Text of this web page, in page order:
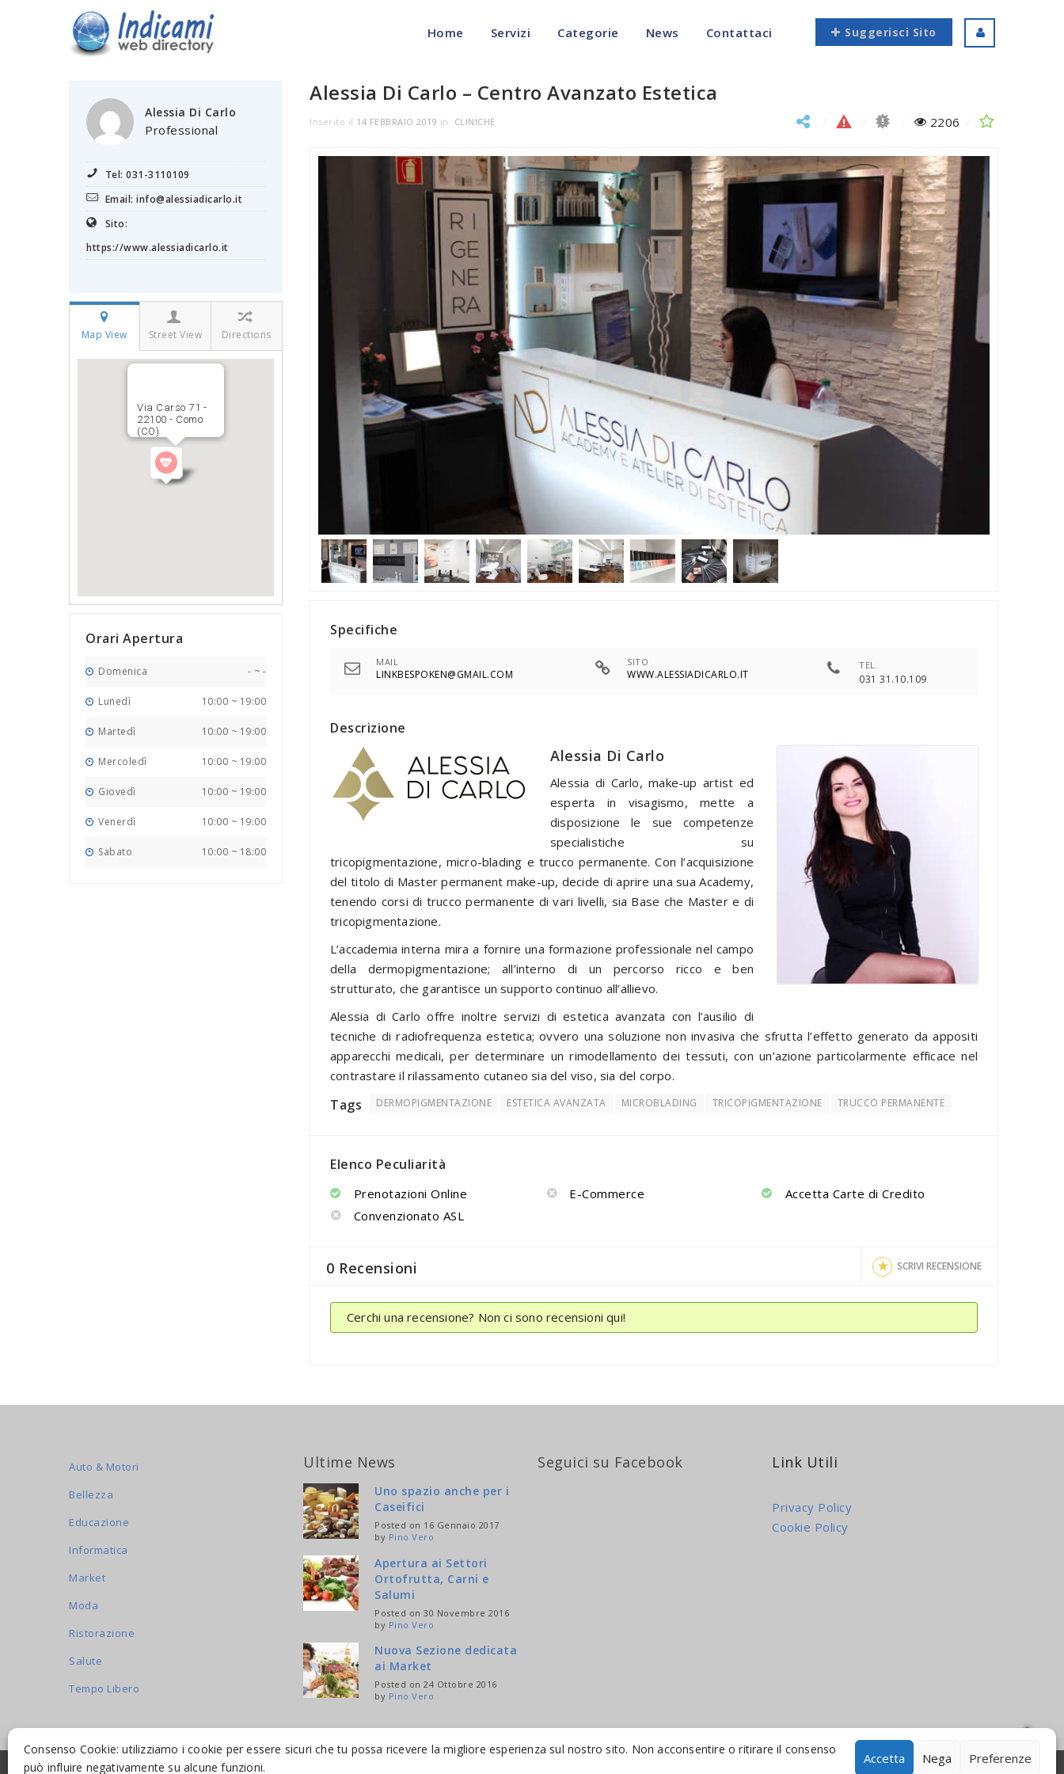
Consenso Cookie: utilizziamo i cookie per essere sicuri che tu possa ricevere la migliore esperienza sul nostro sito. Non acconsentire o ritirare il consenso
può influire negativamente su alcune funzioni.
Accetta Nega Preferenze
Home Servizi Categorie News Contattaci Suggerisci Sito
Alessia Di Carlo
Professional
Tel: 031-3110109
Email: info@alessiadicarlo.it
Sito:
https://www.alessiadicarlo.it
Map View Street View Directions
Via Carso 71 -
22100 - Como
(CO)
Orari Apertura
Domenica - ~ -
Lunedì 10:00 ~ 19:00
Martedì 10:00 ~ 19:00
Mercoledì 10:00 ~ 19:00
Giovedì 10:00 ~ 19:00
Venerdì 10:00 ~ 19:00
Sabato 10:00 ~ 18:00
Alessia Di Carlo – Centro Avanzato Estetica
Inserito il 14 FEBBRAIO 2019 in CLINICHE 2206
Specifiche
MAIL
LINKBESPOKEN@GMAIL.COM
SITO
WWW.ALESSIADICARLO.IT
TEL.
031 31.10.109
Descrizione
Alessia Di Carlo
Alessia di Carlo, make-up artist ed
esperta in visagismo, mette a
disposizione le sue competenze
specialistiche su
tricopigmentazione, micro-blading e trucco permanente. Con l’acquisizione
del titolo di Master permanent make-up, decide di aprire una sua Academy,
tenendo corsi di trucco permanente di vari livelli, sia Base che Master e di
tricopigmentazione.
L’accademia interna mira a fornire una formazione professionale nel campo
della dermopigmentazione; all’interno di un percorso ricco e ben
strutturato, che garantisce un supporto continuo all’allievo.
Alessia di Carlo offre inoltre servizi di estetica avanzata con l’ausilio di
tecniche di radiofrequenza estetica; ovvero una soluzione non invasiva che sfrutta l’effetto generato da appositi
apparecchi medicali, per determinare un rimodellamento dei tessuti, con un’azione particolarmente efficace nel
contrastare il rilassamento cutaneo sia del viso, sia del corpo.
Tags DERMOPIGMENTAZIONE ESTETICA AVANZATA MICROBLADING TRICOPIGMENTAZIONE TRUCCO PERMANENTE
Elenco Peculiarità
Prenotazioni Online E-Commerce
Accetta Carte di Credito
Convenzionato ASL
0 Recensioni SCRIVI RECENSIONE
Cerchi una recensione? Non ci sono recensioni qui!
Auto & Motori
Bellezza
Educazione
Informatica
Market
Moda
Ristorazione
Salute
Tempo Libero
Ultime News
Uno spazio anche per i
Caseifici
Posted on 16 Gennaio 2017
by Pino Vero
Apertura ai Settori
Ortofrutta, Carni e
Salumi
Posted on 30 Novembre 2016
by Pino Vero
Nuova Sezione dedicata
ai Market
Posted on 24 Ottobre 2016
by Pino Vero
Seguici su Facebook Link Utili
Privacy Policy
Cookie Policy